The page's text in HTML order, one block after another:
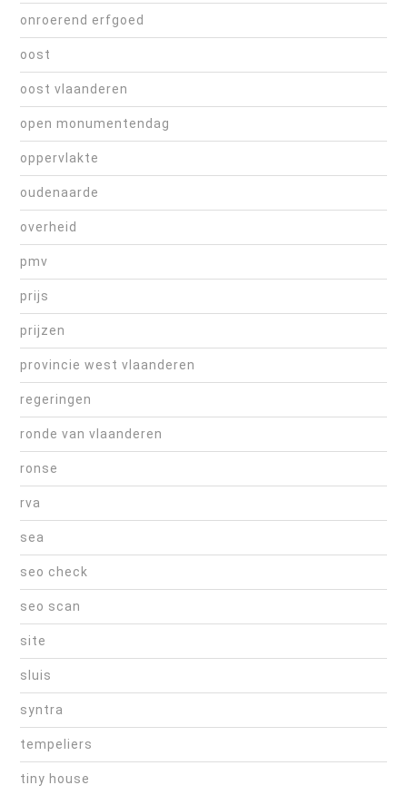
onroerend erfgoed
oost
oost vlaanderen
open monumentendag
oppervlakte
oudenaarde
overheid
pmv
prijs
prijzen
provincie west vlaanderen
regeringen
ronde van vlaanderen
ronse
rva
sea
seo check
seo scan
site
sluis
syntra
tempeliers
tiny house